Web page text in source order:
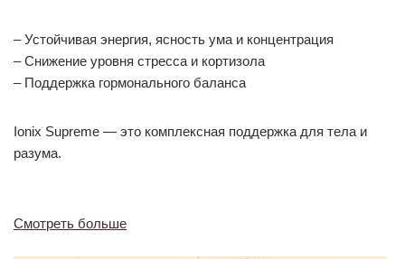
– Устойчивая энергия, ясность ума и концентрация
– Снижение уровня стресса и кортизола
– Поддержка гормонального баланса
Ionix Supreme — это комплексная поддержка для тела и
разума.
Смотреть больше